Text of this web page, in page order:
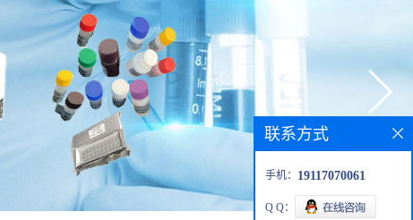
联系方式
手机： 19117070061
Q Q：